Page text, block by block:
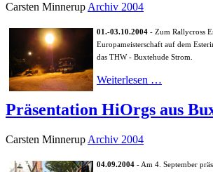
Carsten Minnerup Archiv 2004
01.-03.10.2004 - Zum Rallycross
Europameisterschaft auf dem
das THW - Buxtehude Strom.
Weiterlesen …
Präsentation HiOrgs aus
Carsten Minnerup Archiv 2004
04.09.2004 - Am 4. September